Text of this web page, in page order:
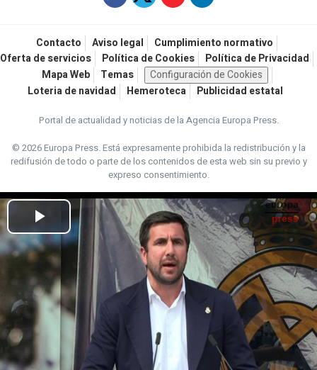
Contacto Aviso legal
Cumplimiento normativo
Oferta de servicios
Política de Cookies
Política de Privacidad
Mapa Web
Temas
Configuración de Cookies
Loteria de navidad
Hemeroteca Publicidad estatal
Portal de actualidad y noticias de la Agencia Europa Press.
© 2026 Europa Press.Está expresamente prohibida la redistribución y la
redifusión de todo o parte de los contenidos de esta web sin su previo y
expreso consentimiento.